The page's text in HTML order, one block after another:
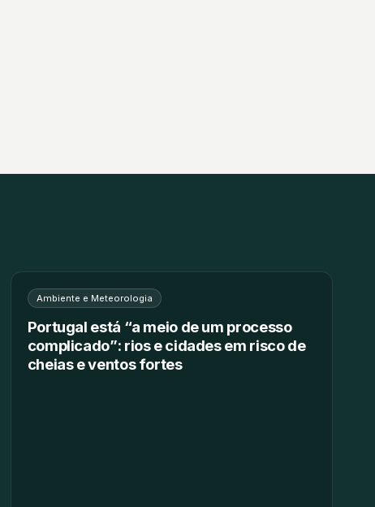
▶
Ambiente e Meteorologia
Portugal está “a meio de um processo
complicado”: rios e cidades em risco de
cheias e ventos fortes